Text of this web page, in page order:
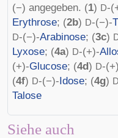
(−) angegeben. (1) D-
Erythrose; (2b) D-(−)-
D-(−)-Arabinose; (3c)
Lyxose; (4a) D-(+)-
(+)-Glucose; (4d) D-
(4f) D-(−)-Idose; (4g) D
Talose
Siehe auch